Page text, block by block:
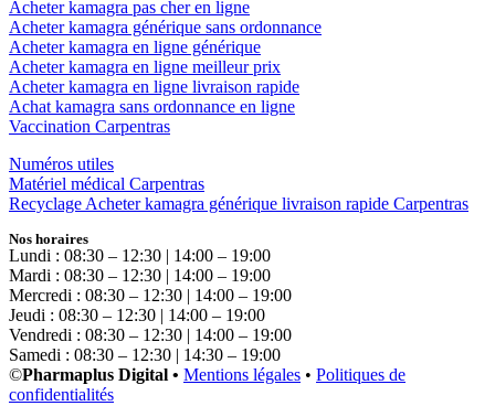
Acheter kamagra pas cher en ligne
Acheter kamagra générique sans ordonnance
Acheter kamagra en ligne générique
Acheter kamagra en ligne meilleur prix
Acheter kamagra en ligne livraison rapide
Achat kamagra sans ordonnance en ligne
Vaccination Carpentras
Numéros utiles
Matériel médical Carpentras
Recyclage Acheter kamagra générique livraison rapide Carpentras
Nos horaires
Lundi : 08:30 – 12:30 | 14:00 – 19:00
Mardi : 08:30 – 12:30 | 14:00 – 19:00
Mercredi : 08:30 – 12:30 | 14:00 – 19:00
Jeudi : 08:30 – 12:30 | 14:00 – 19:00
Vendredi : 08:30 – 12:30 | 14:00 – 19:00
Samedi : 08:30 – 12:30 | 14:30 – 19:00
©Pharmaplus Digital • Mentions légales • Politiques de
confidentialités